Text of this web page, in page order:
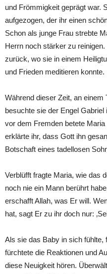
und Frömmigkeit geprägt war.
aufgezogen, der ihr einen
Schon als junge Frau strebte
Herrn noch stärker zu
zurück, wo sie in einem
und Frieden meditieren konnte.
Während dieser Zeit, an einem
besuchte sie der Engel
vor dem Fremden betete
erklärte ihr, dass Gott ihn
Botschaft eines tadellosen
Verblüfft fragte Maria, wie das
noch nie ein Mann berührt
erschafft Allah, was Er will.
hat, sagt Er zu ihr doch nur:
Als sie das Baby in sich fühlte,
fürchtete die Reaktionen und
diese Neuigkeit hören.